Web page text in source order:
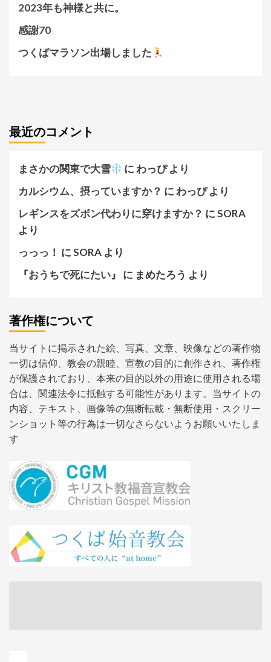
2023年も神様と共に。
感謝70
つくばマラソン出場しました
最近のコメント
まさかの関東で大雪 に わっぴより
カルシウム、摂っていますか？ に わっぴより
レギンスをズボン代わりに穿けますか？ にSORA
より
っっっ！ にSORA より
『おうちで死にたい』
に まめたろう より
著作権について
当サイトに掲示された絵、写真、文章、映像などの著作物
一切は信仰、教会の親睦、宣教の目的に創作され、著作権
が保護されており、本来の目的以外の用途に使用される場
合は、関連法令に抵触する可能性があります。当サイトの
内容、テキスト、画像等の無断転載・無断使用・スクリー
ンショット等の行為は一切なさらないようお願いいたしま
す